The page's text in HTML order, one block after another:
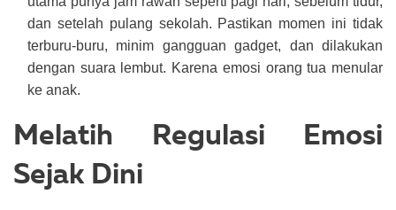
dan setelah pulang sekolah. Pastikan momen ini tidak
terburu-buru, minim gangguan gadget, dan dilakukan
dengan suara lembut. Karena emosi orang tua menular
ke anak.
Melatih Regulasi Emosi
Sejak Dini